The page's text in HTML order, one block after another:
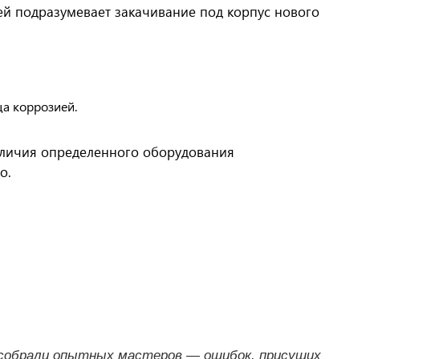
подразумевает закачивание под корпус нового
коррозией.
определенного оборудования
опытных мастеров — ошибок, присущих